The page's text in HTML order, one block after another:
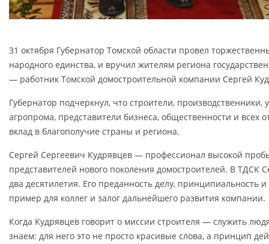
31 октября Губернатор Томской области провел
народного единства, и вручил жителям региона
— работник Томской домостроительной компании Сергей
Губернатор подчеркнул, что строители, производственники,
агропрома, представители бизнеса, общественности и всех
вклад в благополучие страны и региона.
Сергей Сергеевич Кудрявцев — профессионал высокой
представителей нового поколения домостроителей. В ТДСК
два десятилетия. Его преданность делу, принципиальность
пример для коллег и залог дальнейшего развития компании.
Когда Кудрявцев говорит о миссии строителя — служить
знаем: для него это не просто красивые слова, а принцип